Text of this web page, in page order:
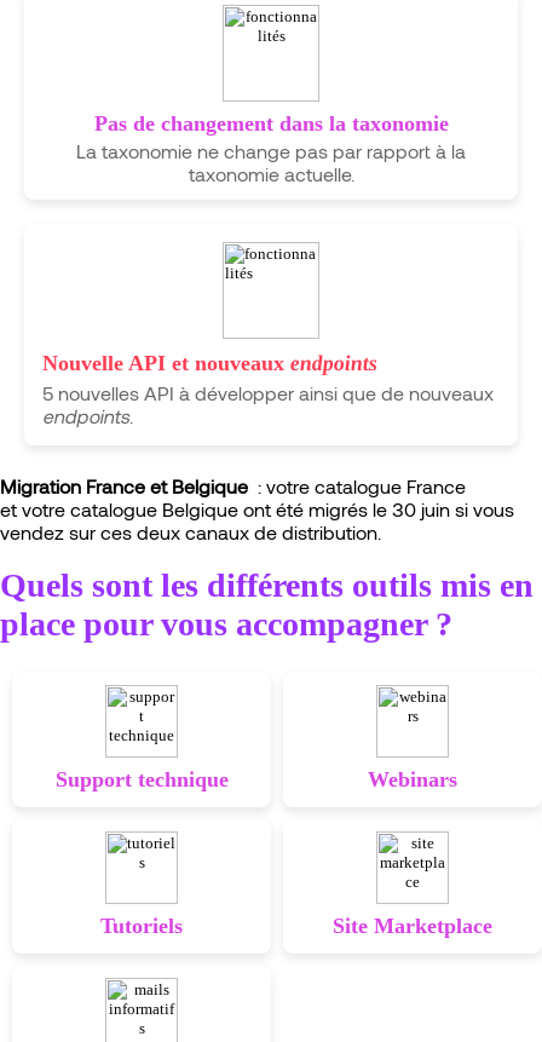
Pas de changement dans la taxonomie
La taxonomie ne change pas par rapport à la
taxonomie actuelle.
Nouvelle API et nouveaux endpoints
5 nouvelles API à développer ainsi que de nouveaux
endpoints.
Migration France et Belgique : votre catalogue France
et votre catalogue Belgique ont été migrés le 30 juin si vous
vendez sur ces deux canaux de distribution.
Quels sont les différents outils mis en
place pour vous accompagner ?
Support technique Webinars
Tutoriels Site Marketplace